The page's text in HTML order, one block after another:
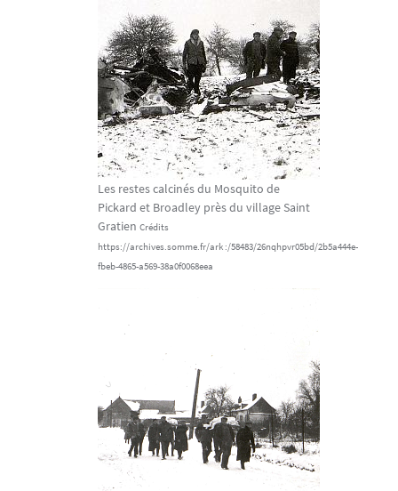
Les restes calcinés du Mosquito de
Pickard et Broadley près du village Saint
Gratien Crédits
https://archives.somme.fr/ark :/58483/26nqhpvr05bd/2b5a444e-
fbeb-4865-a569-38a0f0068eea